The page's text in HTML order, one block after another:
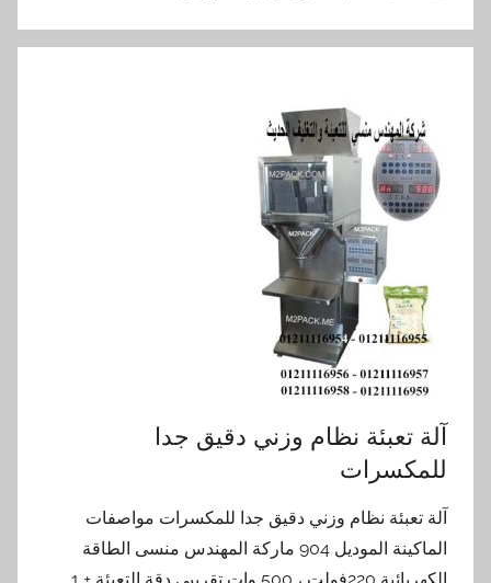
آلة تعبئة نظام وزني دقيق جدا
للمكسرات
آلة تعبئة نظام وزني دقيق جدا للمكسرات مواصفات
الماكينة الموديل 904 ماركة المهندس منسى الطاقة